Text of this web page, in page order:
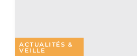
ACTUALITÉS &
VEILLE